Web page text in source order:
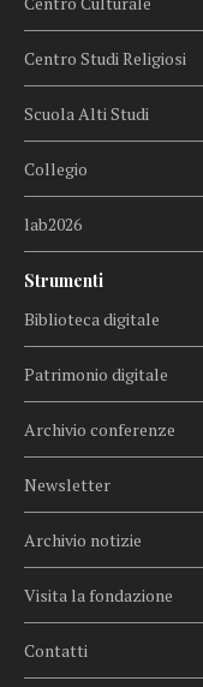
Centro Studi Religiosi
Scuola Alti Studi
Collegio
lab2026
Strumenti
Biblioteca digitale
Patrimonio digitale
Archivio conferenze
Newsletter
Archivio notizie
Visita la fondazione
Contatti